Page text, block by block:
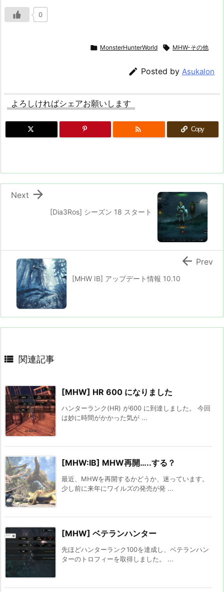
0
 MonsterHunterWorld  MHW-その他
 Posted by Asukalon
よろしければシェアお願いします
 Copy
[Dia3Ros] シーズン 18 スタート

Next
[MHW IB] アップデート情報 10.10
 Prev
 関連記事
[MHW] HR 600 になりました
ハンターランク(HR) が600 に到達しました。 今回
は妙に時間がかかった気が ...
[MHW:IB] MHW再開…..する？
最近、MHWを再開するかどうか、迷っています。
少し前に来年にワイルズの発売が発 ...
[MHW] ベテランハンター
先ほどハンターランク100を達成し、ベテランハン
ターのトロフィーを取得しました。 ...